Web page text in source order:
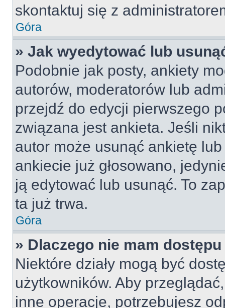
skontaktuj się z
Góra
» Jak wyedytować lub
Podobnie jak posty, ankiety
autorów, moderatorów lub
przejdź do edycji pierwszego
związana jest ankieta. Jeśli
autor może usunąć ankietę
ankiecie już głosowano,
ją edytować lub usunąć. To
ta już trwa.
Góra
» Dlaczego nie mam dostępu
Niektóre działy mogą być
użytkowników. Aby
inne operacje, potrzebujesz